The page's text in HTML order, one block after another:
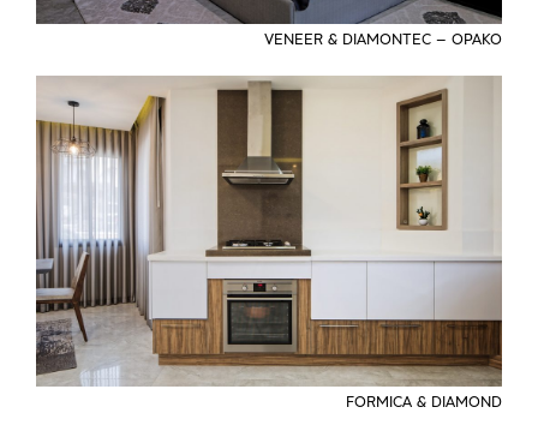
VENEER & DIAMONTEC – OPAKO
FORMICA & DIAMOND